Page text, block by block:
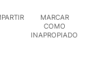
MARCAR
COMO
INAPROPIADO